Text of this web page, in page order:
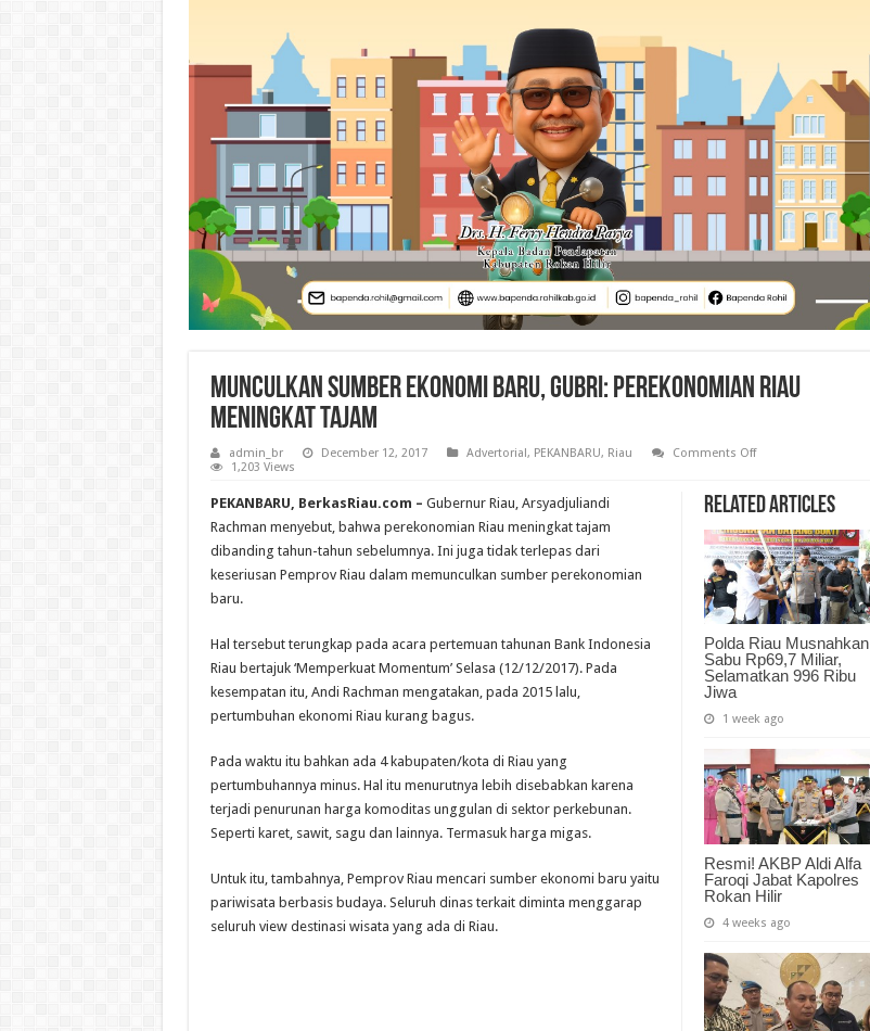
Munculkan Sumber Ekonomi Baru, Gubri: Perekonomian Riau
Meningkat Tajam
admin_br December 12, 2017 Advertorial, PEKANBARU, Riau Comments Offon
Ekonomi
Baru,
Perekonomian
Riau
Meningkat
Tajam
1,203 Views
Related Articles
Polda Riau Musnahkan
Sabu Rp69,7 Miliar,
Selamatkan 996 Ribu
Jiwa
1 week ago
Resmi! AKBP Aldi Alfa
Faroqi Jabat Kapolres
Rokan Hilir
4 weeks ago
PEKANBARU, BerkasRiau.com – Gubernur Riau, Arsyadjuliandi
Rachman menyebut, bahwa perekonomian Riau meningkat tajam
dibanding tahun-tahun sebelumnya. Ini juga tidak terlepas dari
keseriusan Pemprov Riau dalam memunculkan sumber perekonomian
baru.
Hal tersebut terungkap pada acara pertemuan tahunan Bank Indonesia
Riau bertajuk ‘Memperkuat Momentum’ Selasa (12/12/2017). Pada
kesempatan itu, Andi Rachman mengatakan, pada 2015 lalu,
pertumbuhan ekonomi Riau kurang bagus.
Pada waktu itu bahkan ada 4 kabupaten/kota di Riau yang
pertumbuhannya minus. Hal itu menurutnya lebih disebabkan karena
terjadi penurunan harga komoditas unggulan di sektor perkebunan.
Seperti karet, sawit, sagu dan lainnya. Termasuk harga migas.
Untuk itu, tambahnya, Pemprov Riau mencari sumber ekonomi baru yaitu
pariwisata berbasis budaya. Seluruh dinas terkait diminta menggarap
seluruh view destinasi wisata yang ada di Riau.